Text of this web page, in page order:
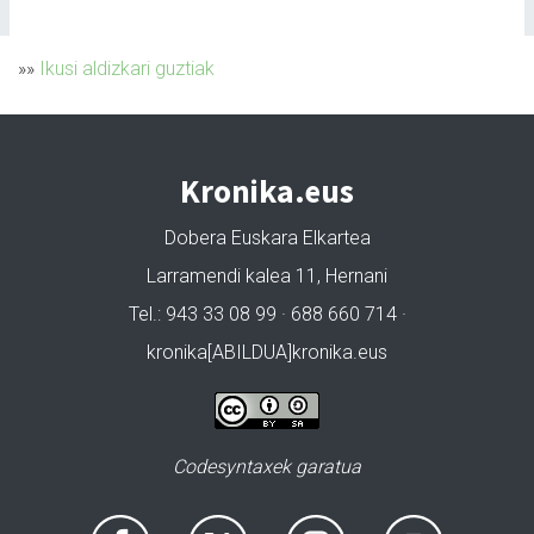
»» Ikusi aldizkari guztiak
Kronika.eus
Dobera Euskara Elkartea
Larramendi kalea 11, Hernani
Tel.: 943 33 08 99 · 688 660 714 ·
kronika[ABILDUA]kronika.eus
Codesyntaxek garatua